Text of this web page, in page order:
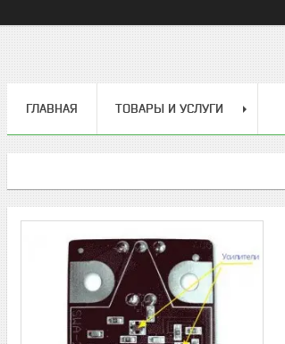
ГЛАВНАЯ ТОВАРЫ И УСЛУГИ